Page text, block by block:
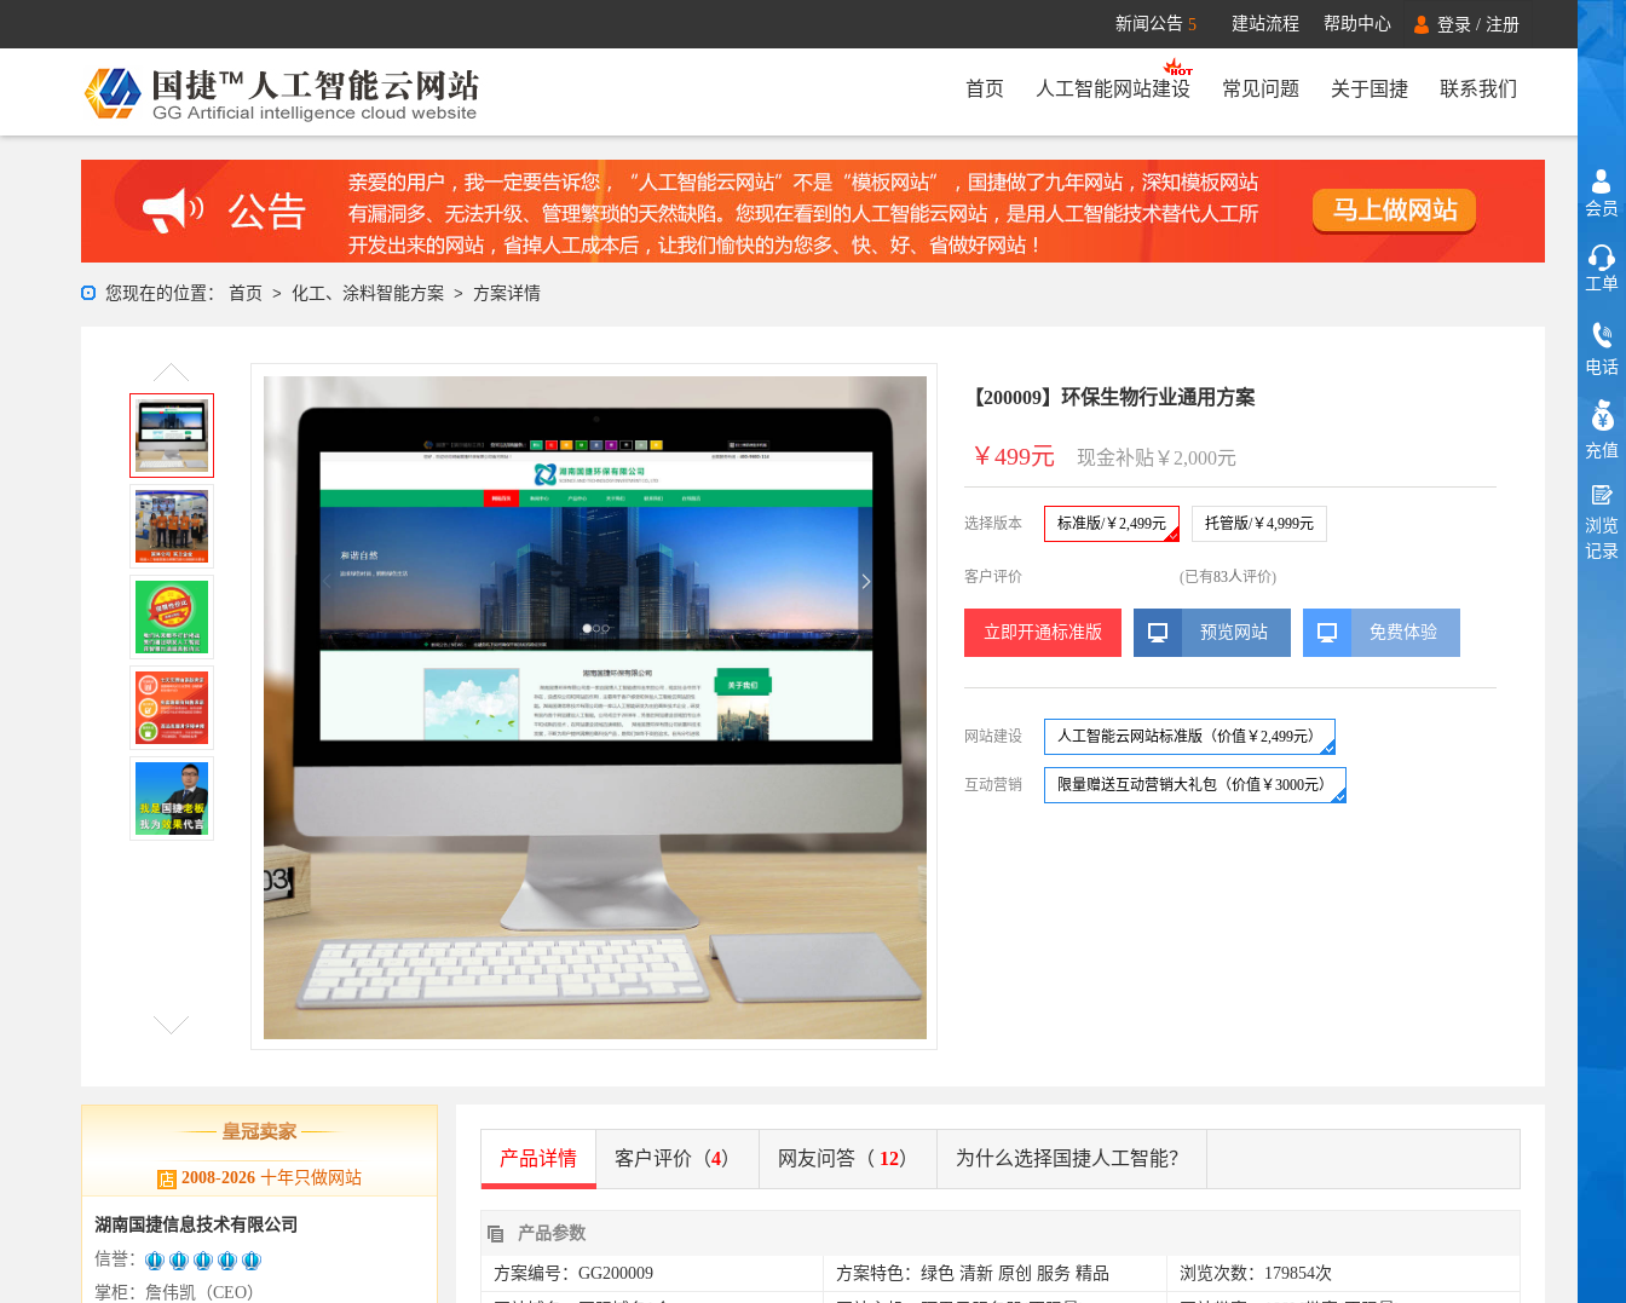
新闻公告 5 建站流程 帮助中心 登录 / 注册
首页 人工智能网站建设 常见问题 关于国捷 联系我们
您现在的位置： 首页 > 化工、涂料智能方案 > 方案详情
【200009】环保生物行业通用方案
￥499元 现金补贴￥2,000元
选择版本 标准版/￥2,499元 托管版/￥4,999元
客户评价 (已有83人评价)
立即开通标准版 预览网站 免费体验
网站建设 人工智能云网站标准版（价值￥2,499元）
互动营销 限量赠送互动营销大礼包（价值￥3000元）
2008-2026 十年只做网站
湖南国捷信息技术有限公司
信誉：
掌柜：詹伟凯（CEO）
产品详情 客户评价（4） 网友问答（ 12） 为什么选择国捷人工智能？
产品参数
方案编号：GG200009 方案特色：绿色 清新 原创 服务 精品
浏览次数：179854次
会员
工单
电话
充值
浏览
记录